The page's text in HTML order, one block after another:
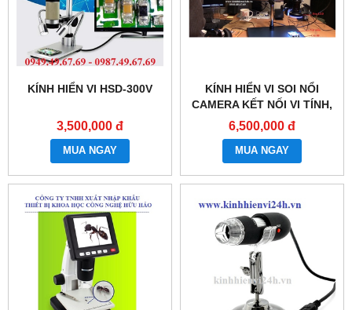
KÍNH HIỂN VI HSD-300V
3,500,000 đ
MUA NGAY
KÍNH HIỂN VI SOI NỔI
CAMERA KẾT NỐI VI TÍNH,
MÀN HÌNH TV HHM-216
6,500,000 đ
MUA NGAY